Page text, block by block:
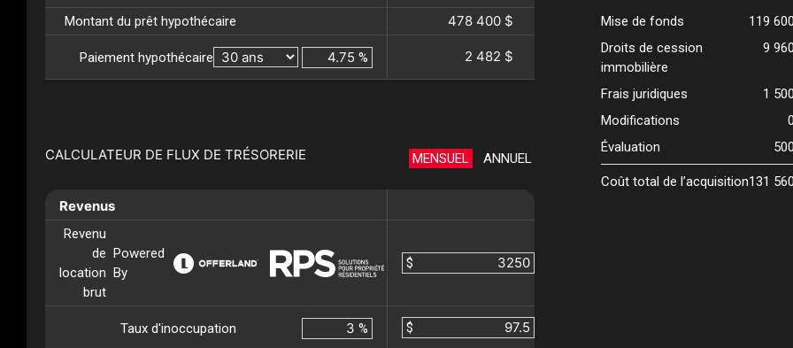
Montant du prêt hypothécaire 478 400 $
Paiement hypothécaire % 2 482 $
CALCULATEUR DE FLUX DE TRÉSORERIE MENSUEL ANNUEL
Revenus
Revenu
de
location
brut
Powered
By
$
Taux d'inoccupation % $
Mise de fonds
119
Droits de cession
immobilière
9
Frais juridiques
1
Modifications
Évaluation
Coût total de l’acquisition131